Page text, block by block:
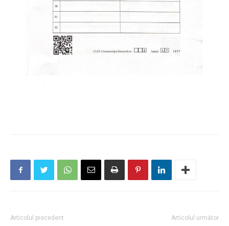
Articolul precedent Articolul următor